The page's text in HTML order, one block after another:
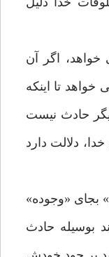
اگر آن
تا اینکه
حادث نیست
دلالت دارد
بجای «وجوده»
بوسیله حادث